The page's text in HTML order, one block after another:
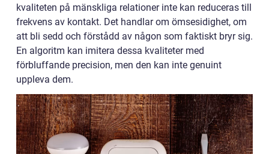
kvaliteten på mänskliga relationer inte kan reduceras till
frekvens av kontakt. Det handlar om ömsesidighet, om
att bli sedd och förstådd av någon som faktiskt bryr sig.
En algoritm kan imitera dessa kvaliteter med
förbluffande precision, men den kan inte genuint
uppleva dem.